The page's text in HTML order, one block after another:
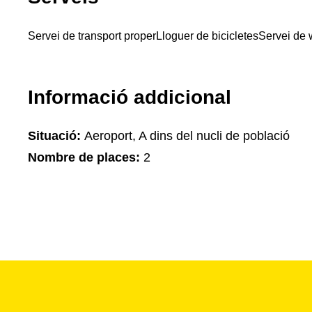
Servei de transport properLloguer de bicicletesServei de
Informació addicional
Situació: Aeroport, A dins del nucli de població
Nombre de places: 2